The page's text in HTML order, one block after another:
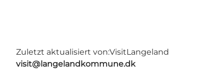
Zuletzt aktualisiert von:VisitLangeland
visit@langelandkommune.dk